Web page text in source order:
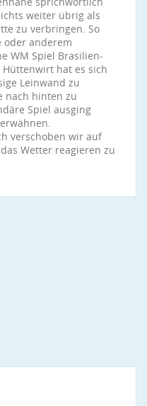
weiter übrig als
zu verbringen. So
oder anderem
WM Spiel Brasilien-
hat es sich
Leinwand zu
nach hinten zu
Spiel ausging
verschoben wir auf
Wetter reagieren zu